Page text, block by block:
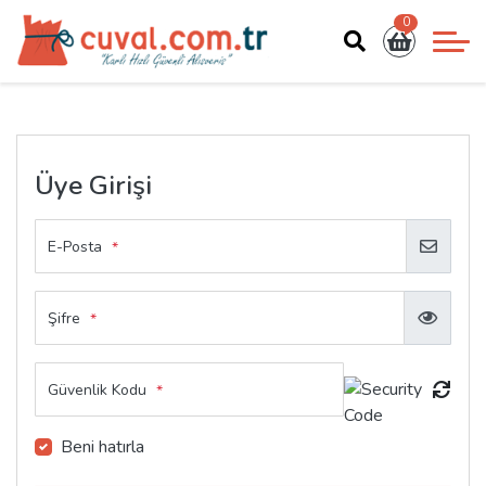
0
Üye Girişi
E-Posta *
Şifre *
Güvenlik Kodu *
Beni hatırla